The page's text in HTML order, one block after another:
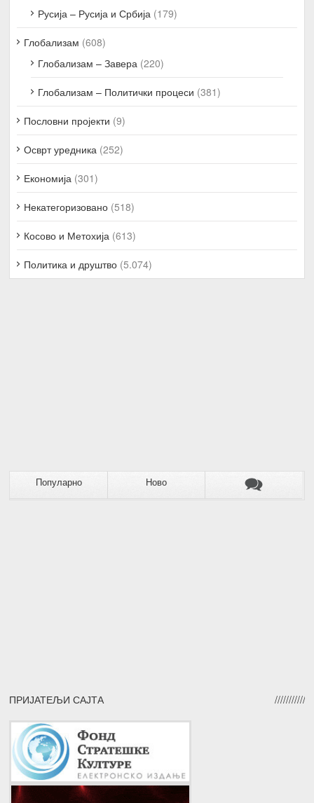
Русија – Русија и Србија (179)
Глобализам (608)
Глобализам – Завера (220)
Глобализам – Политички процеси (381)
Пословни пројекти (9)
Осврт уредника (252)
Економија (301)
Некатегоризовано (518)
Косово и Метохија (613)
Политика и друштво (5.074)
Популарно Ново
ПРИЈАТЕЉИ САЈТА